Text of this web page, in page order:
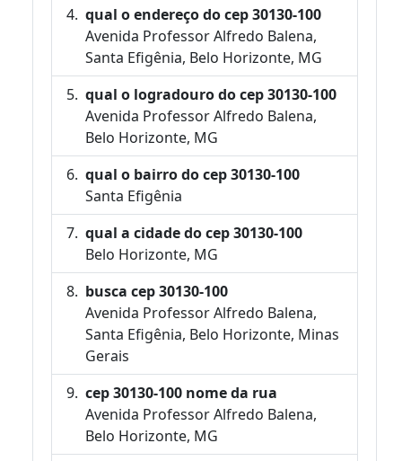
qual o endereço do cep 30130-100
Avenida Professor Alfredo Balena,
Santa Efigênia, Belo Horizonte, MG
qual o logradouro do cep 30130-100
Avenida Professor Alfredo Balena,
Belo Horizonte, MG
qual o bairro do cep 30130-100
Santa Efigênia
qual a cidade do cep 30130-100
Belo Horizonte, MG
busca cep 30130-100
Avenida Professor Alfredo Balena,
Santa Efigênia, Belo Horizonte, Minas
Gerais
cep 30130-100 nome da rua
Avenida Professor Alfredo Balena,
Belo Horizonte, MG